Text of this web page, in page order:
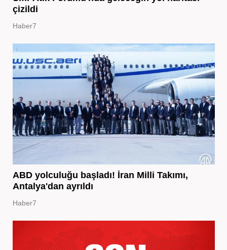
çizildi
Haber7
ABD yolculuğu başladı! İran Milli Takımı,
Antalya'dan ayrıldı
Haber7